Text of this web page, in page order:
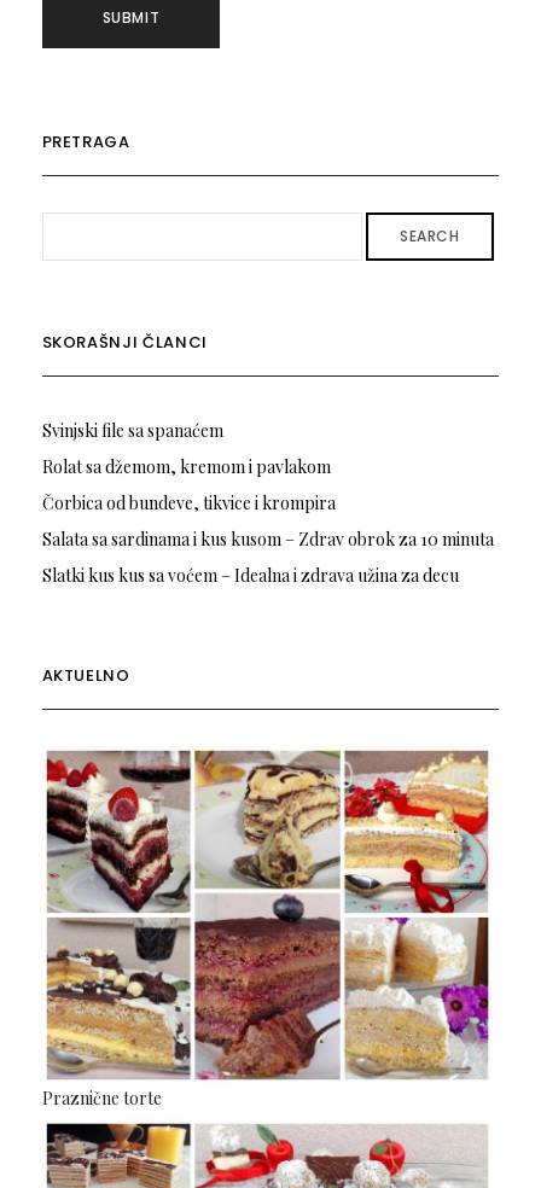
PRETRAGA
SEARCH
SKORAŠNJI ČLANCI
Svinjski file sa spanaćem
Rolat sa džemom, kremom i pavlakom
Čorbica od bundeve, tikvice i krompira
Salata sa sardinama i kus kusom – Zdrav obrok za 10 minuta
Slatki kus kus sa voćem – Idealna i zdrava užina za decu
AKTUELNO
Praznične torte